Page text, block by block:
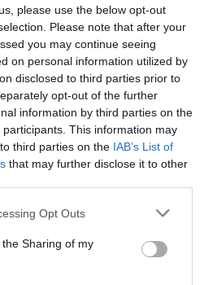
please use the below opt-out
Please note that after your
you may continue seeing
on personal information utilized by
disclosed to third parties prior to
opt-out of the further
information by third parties on the
participants. This information may
third parties on the IAB’s List of
that may further disclose it to other
app uses one or more Google
usage behaviour. You may click to
Google and its third-party tags to
purposes in below Google
Opt Outs
Sharing of my
TANÓRÁK ÉS KEVESEBB HÁZI
JÖHET AZ ALSÓ ...
augusztus 08| Mindenki ügye
ANDRÁST JELÖLI KÖZTÁRSASÁGI
A TISZA
augusztus 08| Mindenki ügye